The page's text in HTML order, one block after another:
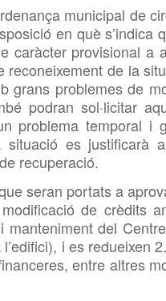
municipal de
en què s’indica
caràcter provisional a
reconeixement de la
grans problemes de
podran sol·licitar
problema temporal i
situació es justificarà
recuperació.
seran portats a
de crèdits
manteniment del
i es redueixen
entre altres